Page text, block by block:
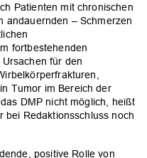
Patienten mit chronischen
andauernden – Schmerzen
fortbestehenden
für den
Tumor im Bereich der
DMP nicht möglich, heißt
bei Redaktionsschluss noch
positive Rolle von